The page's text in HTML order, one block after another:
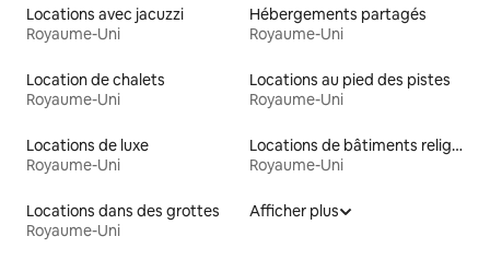
Locations avec jacuzzi
Royaume-Uni
Hébergements partagés
Royaume-Uni
Location de chalets
Royaume-Uni
Locations au pied des pistes
Royaume-Uni
Locations de luxe
Royaume-Uni
Locations de bâtiments religieux
Royaume-Uni
Locations dans des grottes
Royaume-Uni
Afficher plus